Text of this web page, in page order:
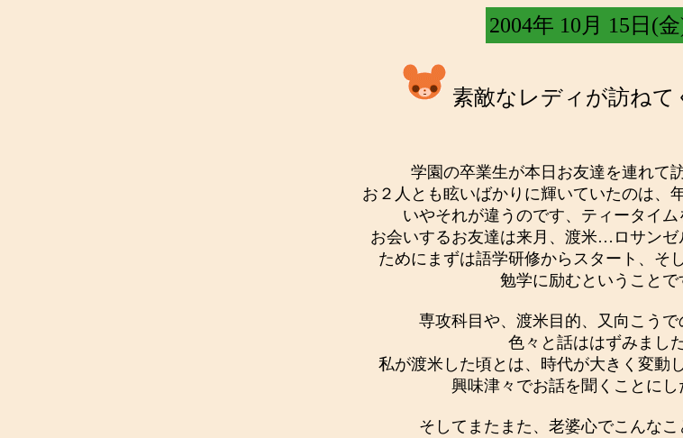
2004年 10月 15日(
素敵なレディが訪ねて
学園の卒業生が本日お友達を連れて
お２人とも眩いばかりに輝いていたのは、
いやそれが違うのです、ティータイ
お会いするお友達は来月、渡米…ロサン
ためにまずは語学研修からスタート、そ
勉学に励むということで
専攻科目や、渡米目的、又向こうで
色々と話ははずみました
私が渡米した頃とは、時代が大きく変動
興味津々でお話を聞くことにし
そしてまたまた、老婆心でこんなこ